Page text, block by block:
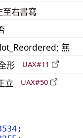
至右書寫
無
形 UAX#11
立 UAX#50